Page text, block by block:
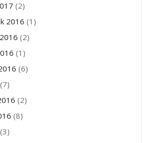
(2)
2016 (1)
(2)
(1)
(6)
(7)
(2)
(8)
(3)